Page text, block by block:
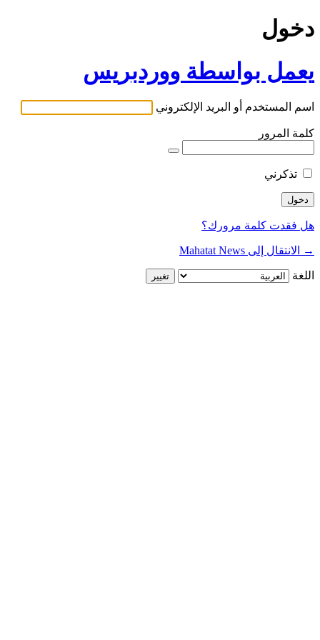
دخول
يعمل بواسطة ووردبريس
اسم المستخدم أو البريد الإلكتروني
كلمة المرور
تذكرني
هل فقدت كلمة مرورك؟
→ الانتقال إلى Mahatat News
اللغة